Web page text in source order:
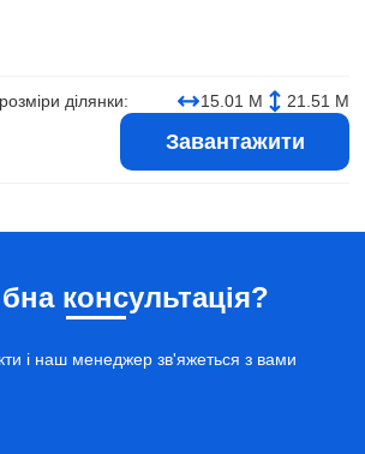
ділянки: 15.01 М
21.51 М
Завантажити
консультація?
і наш менеджер зв'яжеться з вами